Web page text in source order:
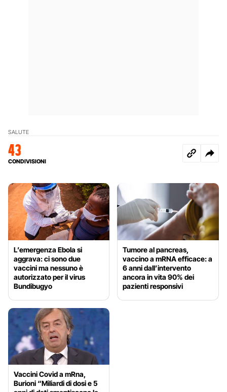
SALUTE
43
CONDIVISIONI
L’emergenza Ebola si
aggrava: ci sono due
vaccini ma nessuno è
autorizzato per il virus
Bundibugyo
Tumore al pancreas,
vaccino a mRNA efficace: a
6 anni dall’intervento
ancora in vita 90% dei
pazienti responsivi
Vaccini Covid a mRna,
Burioni “Miliardi di dosi e 5